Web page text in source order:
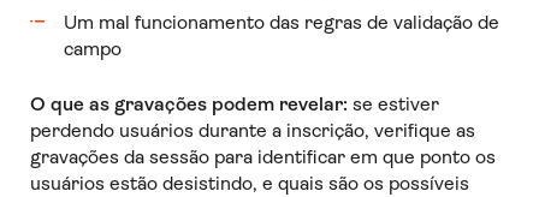
Um mal funcionamento das regras de validação de
campo
O que as gravações podem revelar: se estiver
perdendo usuários durante a inscrição, verifique as
gravações da sessão para identificar em que ponto os
usuários estão desistindo, e quais são os possíveis